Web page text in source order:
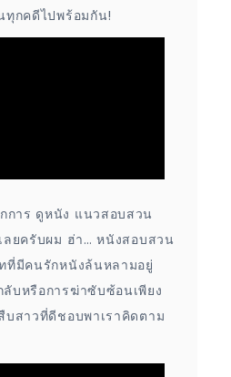
ทุกคดีไปพร้อมกัน!
การ ดูหนัง แนวสอบสวน
ลยครับผม ฮ่า… หนังสอบสวน
ที่มีคนรักหนังล้นหลามอยู่
บหรือการฆ่าซับซ้อนเพียง
บสาวที่ดีชอบพาเราคิดตาม